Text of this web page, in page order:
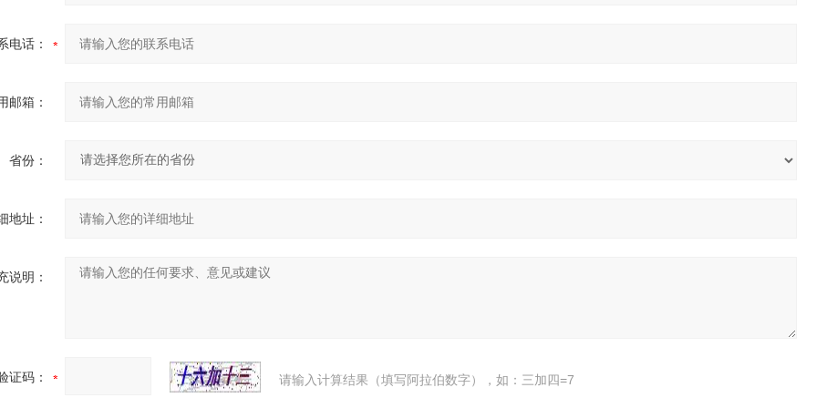
电话：
邮箱：
省份：
地址：
说明：
证码： 请输入计算结果（填写阿拉伯数字），如：三加四=7